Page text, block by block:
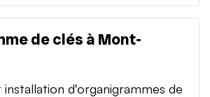
de clés à Mont-
d'organigrammes de